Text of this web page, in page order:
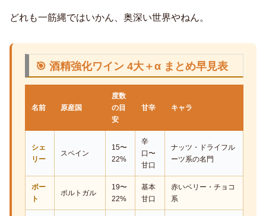
どれも一筋縄ではいかん、奥深い世界やねん。
🎯 酒精強化ワイン 4大＋α まとめ早見表
名前 原産国
度数
の目
安
甘辛 キャラ
シェ
リー
スペイン
15〜
22%
辛
口〜
甘口
ナッツ・ドライフル
ーツ系の名門
ポー
ト
ポルトガル
19〜
22%
基本
甘口
赤いベリー・チョコ
系